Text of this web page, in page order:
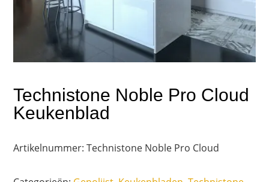
Technistone Noble Pro Cloud
Keukenblad
Artikelnummer: Technistone Noble Pro Cloud